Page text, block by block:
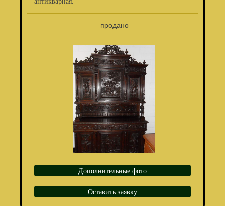
продано
Дополнительные фото
Оставить заявку